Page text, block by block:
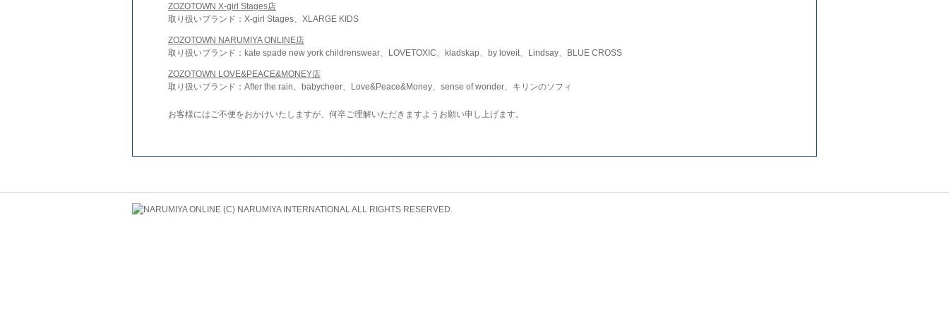
ZOZOTOWN X-girl Stages店
取り扱いブランド：X-girl Stages、XLARGE KIDS
ZOZOTOWN NARUMIYA ONLINE店
取り扱いブランド：kate spade new york childrenswear、LOVETOXIC、kladskap、by loveit、Lindsay、BLUE CROSS
ZOZOTOWN LOVE&PEACE&MONEY店
取り扱いブランド：After the rain、babycheer、Love&Peace&Money、sense of wonder、キリンのソフィ
お客様にはご不便をおかけいたしますが、何卒ご理解いただきますようお願い申し上げます。